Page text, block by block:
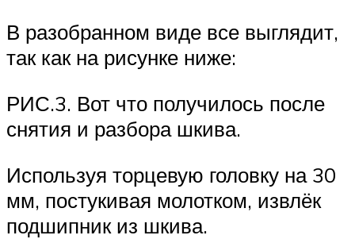
В разобранном виде все выглядит,
так как на рисунке ниже:
РИС.3. Вот что получилось после
снятия и разбора шкива.
Используя торцевую головку на 30
мм, постукивая молотком, извлёк
подшипник из шкива.